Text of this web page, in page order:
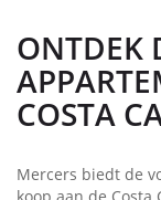
ONTDEK
COSTA
Mercers biedt de
koop aan de